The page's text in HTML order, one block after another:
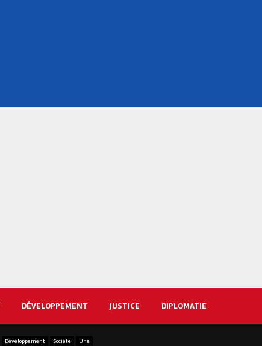
DÉVELOPPEMENT JUSTICE DIPLOMATIE
Développement Société Une